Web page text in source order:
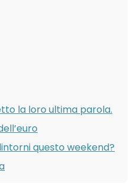
la loro ultima parola.
questo weekend?